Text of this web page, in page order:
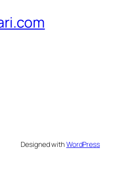
Designed withWordPress